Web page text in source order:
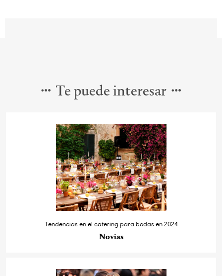
Te puede interesar
Tendencias en el catering para bodas en 2024
Novias